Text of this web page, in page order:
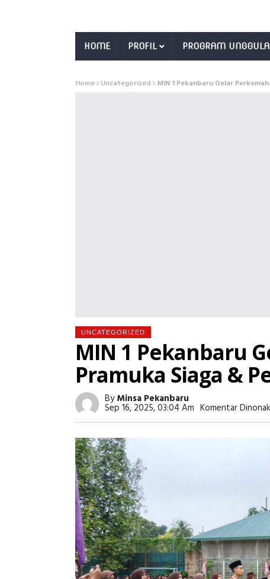
HOME PROFIL PROGRAM
Home Uncategorized MIN 1 Pekanbaru Gelar
UNCATEGORIZED
MIN 1 Pekanbaru
Pramuka Siaga &
ByMinsa Pekanbaru
Sep 16, 2025, 03:04 Am Komentar